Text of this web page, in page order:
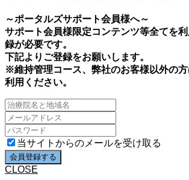
～ポータルズサポート会員様へ～
サポート会員様限定コンテンツ等全てを
録が必要です。
下記よりご登録をお願いします。
※維持管理コース、弊社のお客様以外の
利用ください。
当サイトからのメールを受け取る
CLOSE